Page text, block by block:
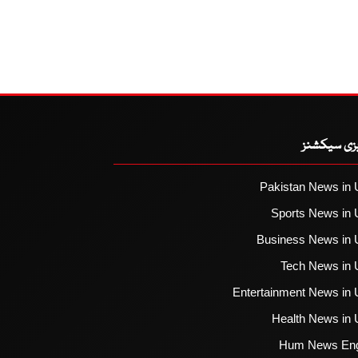
سیکشنز
Pakistan News in
Sports News in
Business News in
Tech News in
Entertainment News in
Health News in
Hum News